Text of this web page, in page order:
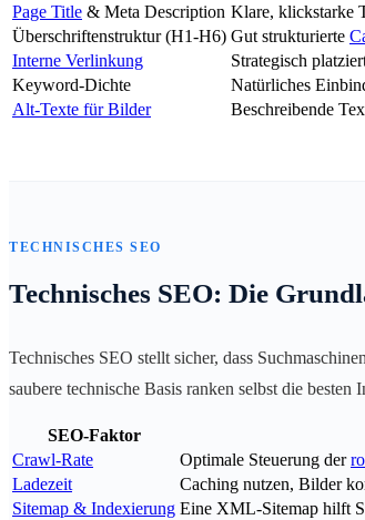
Page Title & Meta Description Klare, klickstarke
Überschriftenstruktur (H1-H6) Gut strukturierte
Interne Verlinkung
Strategisch
Keyword-Dichte
Natürliches
Alt-Texte für Bilder
Beschreibende
TECHNISCHES SEO
Technisches SEO: Die
Technisches SEO stellt sicher, dass
saubere technische Basis ranken selbst die besten
SEO-Faktor
Crawl-Rate
Optimale Steuerung der
Ladezeit
Caching nutzen, Bilder
Sitemap & Indexierung Eine XML-Sitemap hilft